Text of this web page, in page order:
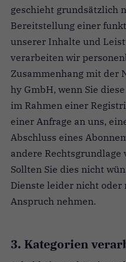
geschieht grundsätzlich
Bereitstellung einer
unserer Inhalte und
verarbeiten wir
Zusammenhang mit der
hy GmbH, wenn Sie
im Rahmen einer
einer Anfrage an uns,
Abschluss eines
andere Rechtsgrundlage
Sollten Sie dies nicht
Dienste leider nicht
Anspruch nehmen.
3. Kategorien